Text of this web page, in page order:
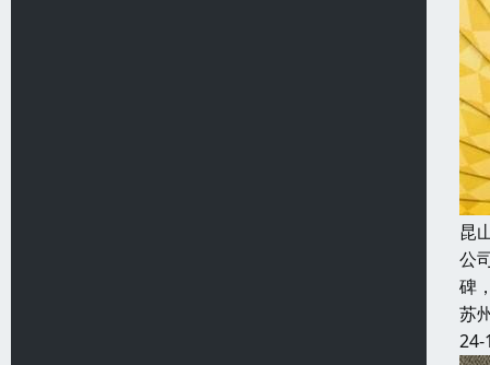
昆
公
碑
苏
24-